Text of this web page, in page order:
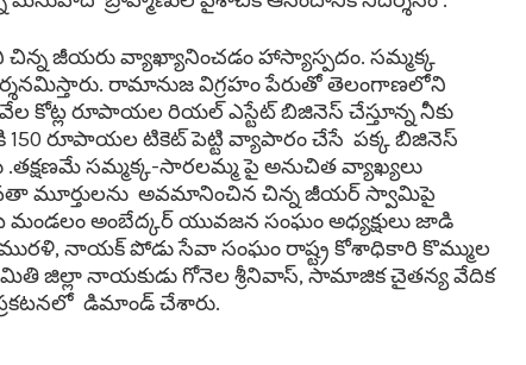
జీయరు వ్యాఖ్యానించడం హాస్యాస్పదం. సమ్మక్క
రామానుజ విగ్రహం పేరుతో తెలంగాణలోని
కోట్ల రూపాయల రియల్ ఎస్టేట్ బిజినెస్ చేస్తూన్న నీకు
150 రూపాయల టికెట్ పెట్టి వ్యాపారం చేసే పక్క బిజినెస్
.తక్షణమే సమ్మక్క-సారలమ్మ పై అనుచిత వ్యాఖ్యలు
మూర్తులను అవమానించిన చిన్న జీయర్ స్వామిపై
మండలం అంబేద్కర్ యువజన సంఘం అధ్యక్షులు జాడి
మురళి, నాయక్ పోడు సేవా సంఘం రాష్ట్ర కోశాధికారి కొమ్ముల
జిల్లా నాయకుడు గోనెల శ్రీనివాస్, సామాజిక చైతన్య వేదిక
ప్రకటనలో డిమాండ్ చేశారు.